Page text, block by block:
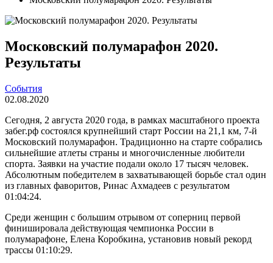
Московский полумарафон 2020.
Результаты
События
02.08.2020
Сегодня, 2 августа 2020 года, в рамках масштабного проекта
забег.рф состоялся крупнейший старт России на 21,1 км, 7-й
Московский полумарафон. Традиционно на старте собрались
сильнейшие атлеты страны и многочисленные любители
спорта. Заявки на участие подали около 17 тысяч человек.
Абсолютным победителем в захватывающей борьбе стал один
из главных фаворитов, Ринас Ахмадеев с результатом
01:04:24.
Среди женщин с большим отрывом от соперниц первой
финишировала действующая чемпионка России в
полумарафоне, Елена Коробкина, установив новый рекорд
трассы 01:10:29.